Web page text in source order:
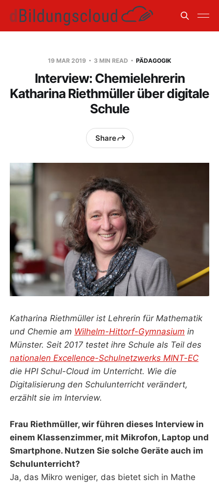
19 MAR 2019 3 MIN READ PÄDAGOGIK
Interview: Chemielehrerin
Katharina Riethmüller über digitale
Schule
Share
Katharina Riethmüller ist Lehrerin für Mathematik
und Chemie am Wilhelm-Hittorf-Gymnasium in
Münster. Seit 2017 testet ihre Schule als Teil des
nationalen Excellence-Schulnetzwerks MINT-EC
die HPI Schul-Cloud im Unterricht. Wie die
Digitalisierung den Schulunterricht verändert,
erzählt sie im Interview.
Frau Riethmüller, wir führen dieses Interview in
einem Klassenzimmer, mit Mikrofon, Laptop und
Smartphone. Nutzen Sie solche Geräte auch im
Schulunterricht?
Ja, das Mikro weniger, das bietet sich in Mathe